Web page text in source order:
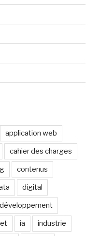
application web
cahier des charges
contenus
digital
développement
ia industrie